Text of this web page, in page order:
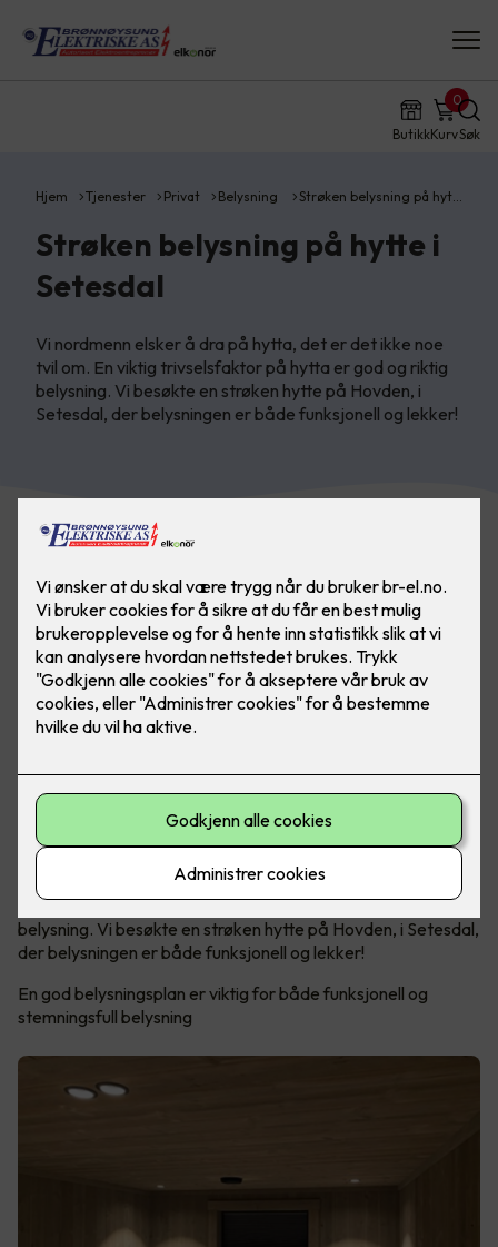
ButikkKurv
0
Søk
Hjem Tjenester Privat Belysning Strøken belysning på hyt…
Strøken belysning på hytte i
Setesdal
Vi nordmenn elsker å dra på hytta, det er det ikke noe
tvil om. En viktig trivselsfaktor på hytta er god og riktig
belysning. Vi besøkte en strøken hytte på Hovden, i
Setesdal, der belysningen er både funksjonell og lekker!
Vi nordmenn elsker å dra på hytta, det er det ikke noe tvil
om. En viktig trivselsfaktor på hytta er god og riktig
belysning. Vi besøkte en strøken hytte på Hovden, i Setesdal,
der belysningen er både funksjonell og lekker!
En god belysningsplan er viktig for både funksjonell og
stemningsfull belysning